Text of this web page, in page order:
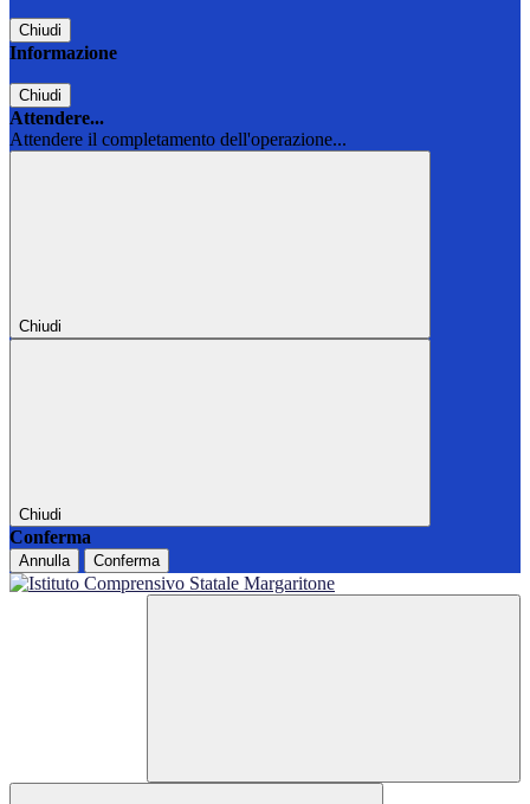
Chiudi
Informazione
Chiudi
Attendere...
Attendere il completamento dell'operazione...
Chiudi
Chiudi
Conferma
Annulla Conferma